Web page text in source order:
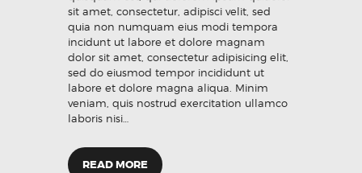
sit amet, consectetur, adipisci velit, sed
quia non numquam eius modi tempora
incidunt ut labore et dolore magnam
dolor sit amet, consectetur adipisicing elit,
sed do eiusmod tempor incididunt ut
labore et dolore magna aliqua. Minim
veniam, quis nostrud exercitation ullamco
laboris nisi…
READ MORE